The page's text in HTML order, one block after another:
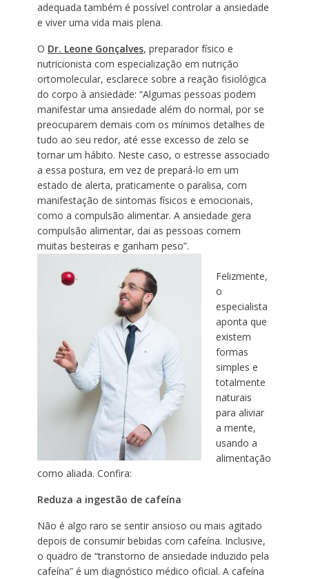
adequada também é possível controlar a ansiedade
e viver uma vida mais plena.
O Dr. Leone Gonçalves, preparador físico e
nutricionista com especialização em nutrição
ortomolecular, esclarece sobre a reação fisiológica
do corpo à ansiedade: “Algumas pessoas podem
manifestar uma ansiedade além do normal, por se
preocuparem demais com os mínimos detalhes de
tudo ao seu redor, até esse excesso de zelo se
tornar um hábito. Neste caso, o estresse associado
a essa postura, em vez de prepará-lo em um
estado de alerta, praticamente o paralisa, com
manifestação de sintomas físicos e emocionais,
como a compulsão alimentar. A ansiedade gera
compulsão alimentar, dai as pessoas comem
muitas besteiras e ganham peso”.
Felizmente,
o
especialista
aponta que
existem
formas
simples e
totalmente
naturais
para aliviar
a mente,
usando a
alimentação
como aliada. Confira:
Reduza a ingestão de cafeína
Não é algo raro se sentir ansioso ou mais agitado
depois de consumir bebidas com cafeína. Inclusive,
o quadro de “transtorno de ansiedade induzido pela
cafeína” é um diagnóstico médico oficial. A cafeína